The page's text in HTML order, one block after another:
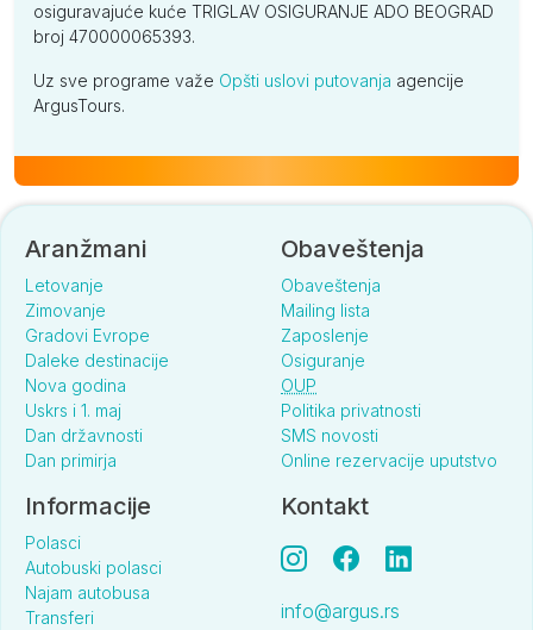
osiguravajuće kuće TRIGLAV OSIGURANJE ADO BEOGRAD
broj 470000065393.
Uz sve programe važe Opšti uslovi putovanja agencije
ArgusTours.
Aranžmani
Letovanje
Zimovanje
Gradovi Evrope
Daleke destinacije
Nova godina
Uskrs i 1. maj
Dan državnosti
Dan primirja
Obaveštenja
Obaveštenja
Mailing lista
Zaposlenje
Osiguranje
OUP
Politika privatnosti
SMS novosti
Online rezervacije uputstvo
Informacije
Polasci
Autobuski polasci
Najam autobusa
Transferi
Kontakt
info@argus.rs